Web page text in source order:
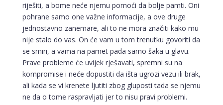
riješiti, a bome neće njemu pomoći da bolje pamti. Oni
pohrane samo one važne informacije, a ove druge
jednostavno zanemare, ali to ne mora značiti kako mu
nije stalo do vas. On će vam u tom trenutku govoriti da
se smiri, a vama na pamet pada samo šaka u glavu.
Prave probleme će uvijek rješavati, spremni su na
kompromise i neće dopustiti da išta ugrozi vezu ili brak,
ali kada se vi krenete ljutiti zbog gluposti tada se njemu
ne da o tome raspravljati jer to nisu pravi problemi.